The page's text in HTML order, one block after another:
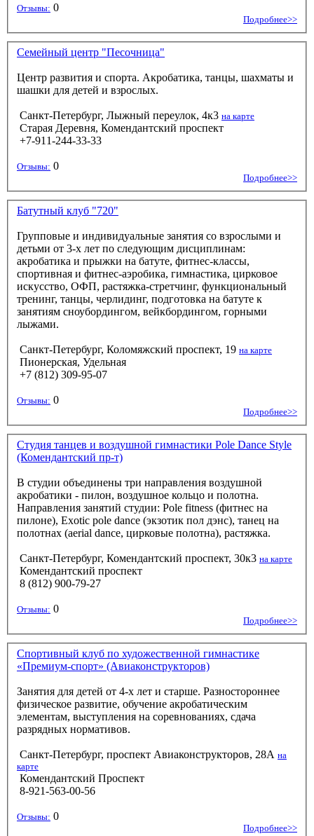
Отзывы: 0
Подробнее>>
Семейный центр "Песочница"
Центр развития и спорта. Акробатика, танцы, шахматы и
шашки для детей и взрослых.
Санкт-Петербург, Лыжный переулок, 4к3 на карте
Старая Деревня, Комендантский проспект
+7-911-244-33-33
Отзывы: 0
Подробнее>>
Батутный клуб "720"
Групповые и индивидуальные занятия со взрослыми и
детьми от 3-х лет по следующим дисциплинам:
акробатика и прыжки на батуте, фитнес-классы,
спортивная и фитнес-аэробика, гимнастика, цирковое
искусство, ОФП, растяжка-стретчинг, функциональный
тренинг, танцы, черлидинг, подготовка на батуте к
занятиям сноубордингом, вейкбордингом, горными
лыжами.
Санкт-Петербург, Коломяжский проспект, 19 на карте
Пионерская, Удельная
+7 (812) 309-95-07
Отзывы: 0
Подробнее>>
Студия танцев и воздушной гимнастики Pole Dance Style
(Комендантский пр-т)
В студии объединены три направления воздушной
акробатики - пилон, воздушное кольцо и полотна.
Направления занятий студии: Pole fitness (фитнес на
пилоне), Exotic pole dance (экзотик пол дэнс), танец на
полотнах (aerial dance, цирковые полотна), растяжка.
Санкт-Петербург, Комендантский проспект, 30к3 на карте
Комендантский проспект
8 (812) 900-79-27
Отзывы: 0
Подробнее>>
Спортивный клуб по художественной гимнастике
«Премиум-спорт» (Авиаконструкторов)
Занятия для детей от 4-х лет и старше. Разностороннее
физическое развитие, обучение акробатическим
элементам, выступления на соревнованиях, сдача
разрядных нормативов.
Санкт-Петербург, проспект Авиаконструкторов, 28А на
карте
Комендантский Проспект
8-921-563-00-56
Отзывы: 0
Подробнее>>